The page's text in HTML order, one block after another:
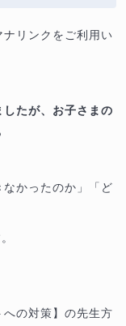
リンクをご利用い
たが、お子さまの
かったのか」「ど
の対策】の先生方